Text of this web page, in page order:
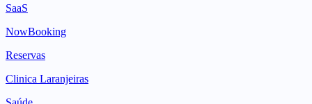
SaaS
NowBooking
Reservas
Clinica Laranjeiras